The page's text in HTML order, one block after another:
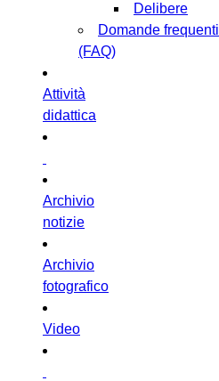
Delibere
Domande frequenti
(FAQ)
Attività
didattica
Archivio
notizie
Archivio
fotografico
Video